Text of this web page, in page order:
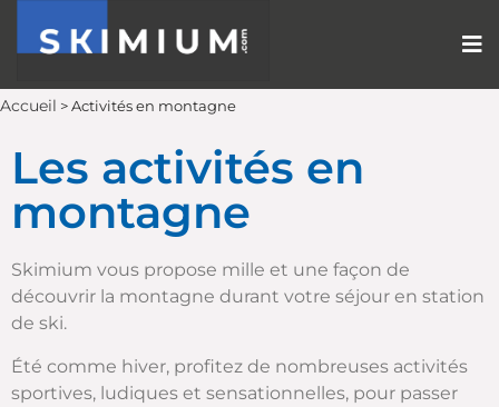
Accueil >Activités en montagne
Les activités en
montagne
Skimium vous propose mille et une façon de
découvrir la montagne durant votre séjour en station
de ski.
Été comme hiver, profitez de nombreuses activités
sportives, ludiques et sensationnelles, pour passer